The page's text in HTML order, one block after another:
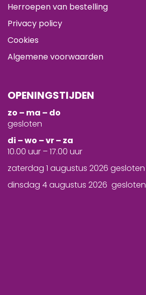
Herroepen van bestelling
Privacy policy
Cookies
Algemene voorwaarden
OPENINGSTIJDEN
zo – ma – do
gesloten
di – wo – vr – za
10.00 uur – 17.00 uur
zaterdag 1 augustus 2026 gesloten
dinsdag 4 augustus 2026 gesloten